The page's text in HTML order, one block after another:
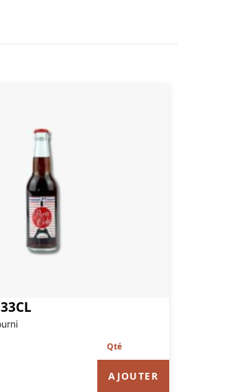
AJOUTER